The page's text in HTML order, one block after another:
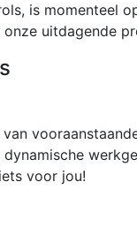
is momenteel
uitdagende
voor jou!